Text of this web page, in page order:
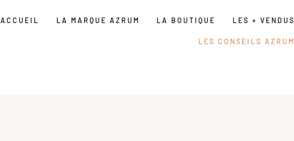
ACCUEIL LA MARQUE AZRUM LA BOUTIQUE LES + VENDUS
LES CONSEILS AZRUM